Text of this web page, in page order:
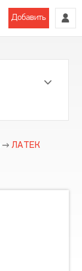
Добавить
ЛАТЕК